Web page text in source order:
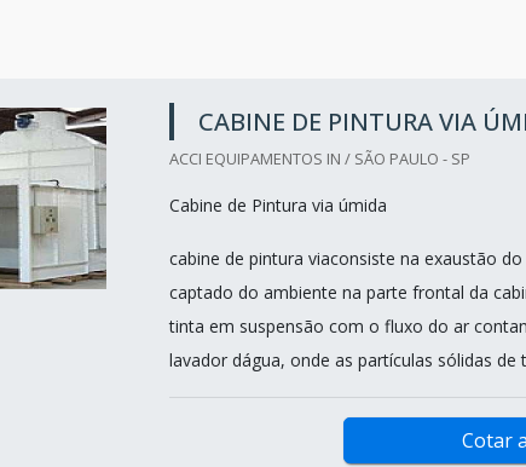
CABINE DE PINTURA VIA
ACCI EQUIPAMENTOS IN / SÃO PAULO - SP
Cabine de Pintura via úmida
cabine de pintura viaconsiste na exaustão
captado do ambiente na parte frontal da
tinta em suspensão com o fluxo do ar
lavador dágua, onde as partículas sólidas
Cotar